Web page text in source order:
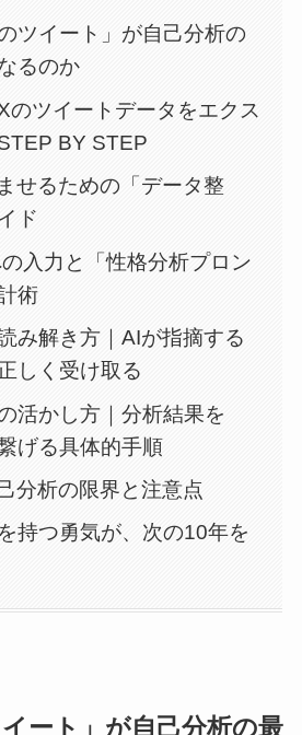
ツイート」が自己分析の
るのか
のツイートデータをエクス
BY STEP
せるための「データ整
ド
入力と「性格分析プロン
術
み解き方｜AIが指摘する
しく受け取る
活かし方｜分析結果を
げる具体的手順
分析の限界と注意点
持つ勇気が、次の10年を
ート」が自己分析の最